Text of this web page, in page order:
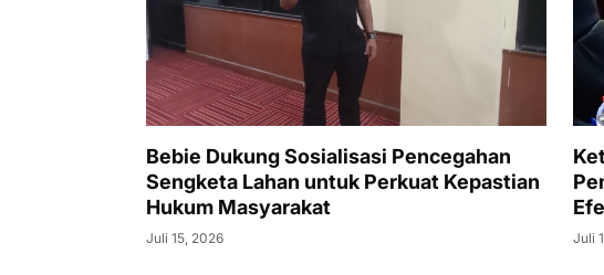
Bebie Dukung Sosialisasi Pencegahan
Sengketa Lahan untuk Perkuat Kepastian
Hukum Masyarakat
Juli 15, 2026 Juli